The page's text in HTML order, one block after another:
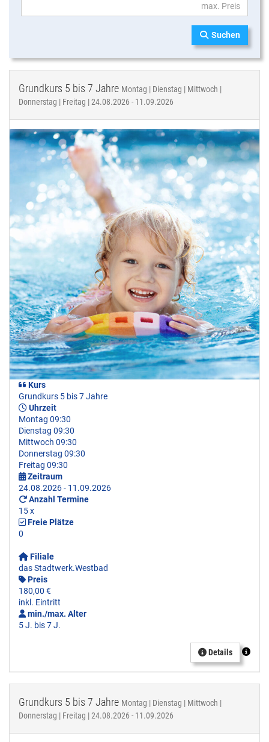
Suchen
Grundkurs 5 bis 7 Jahre Montag | Dienstag | Mittwoch |
Donnerstag | Freitag | 24.08.2026 - 11.09.2026
Kurs
Grundkurs 5 bis 7 Jahre
Uhrzeit
Montag 09:30
Dienstag 09:30
Mittwoch 09:30
Donnerstag 09:30
Freitag 09:30
Zeitraum
24.08.2026 - 11.09.2026
Anzahl Termine
15 x
Freie Plätze
0
Filiale
das Stadtwerk.Westbad
Preis
180,00 €
inkl. Eintritt
min./max. Alter
5 J. bis 7 J.
Details
Grundkurs 5 bis 7 Jahre Montag | Dienstag | Mittwoch |
Donnerstag | Freitag | 24.08.2026 - 11.09.2026